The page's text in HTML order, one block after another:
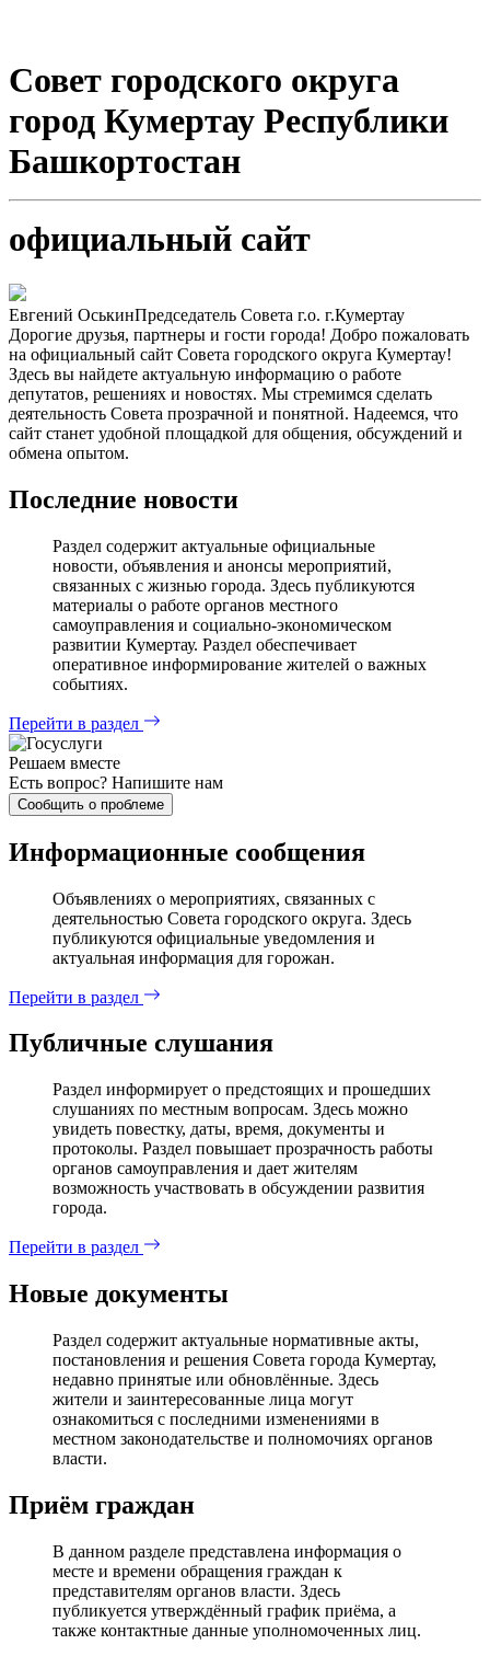
Совет городского округа
город Кумертау Республики
Башкортостан
официальный сайт
Евгений ОськинПредседатель Совета г.о. г.Кумертау
Дорогие друзья, партнеры и гости города! Добро пожаловать
на официальный сайт Совета городского округа Кумертау!
Здесь вы найдете актуальную информацию о работе
депутатов, решениях и новостях. Мы стремимся сделать
деятельность Совета прозрачной и понятной. Надеемся, что
сайт станет удобной площадкой для общения, обсуждений и
обмена опытом.
Последние новости
Раздел содержит актуальные официальные
новости, объявления и анонсы мероприятий,
связанных с жизнью города. Здесь публикуются
материалы о работе органов местного
самоуправления и социально-экономическом
развитии Кумертау. Раздел обеспечивает
оперативное информирование жителей о важных
событиях.
Перейти в раздел
Решаем вместе
Есть вопрос? Напишите нам
Сообщить о проблеме
Информационные сообщения
Объявлениях о мероприятиях, связанных с
деятельностью Совета городского округа. Здесь
публикуются официальные уведомления и
актуальная информация для горожан.
Перейти в раздел
Публичные слушания
Раздел информирует о предстоящих и прошедших
слушаниях по местным вопросам. Здесь можно
увидеть повестку, даты, время, документы и
протоколы. Раздел повышает прозрачность работы
органов самоуправления и дает жителям
возможность участвовать в обсуждении развития
города.
Перейти в раздел
Новые документы
Раздел содержит актуальные нормативные акты,
постановления и решения Совета города Кумертау,
недавно принятые или обновлённые. Здесь
жители и заинтересованные лица могут
ознакомиться с последними изменениями в
местном законодательстве и полномочиях органов
власти.
Приём граждан
В данном разделе представлена информация о
месте и времени обращения граждан к
представителям органов власти. Здесь
публикуется утверждённый график приёма, а
также контактные данные уполномоченных лиц.